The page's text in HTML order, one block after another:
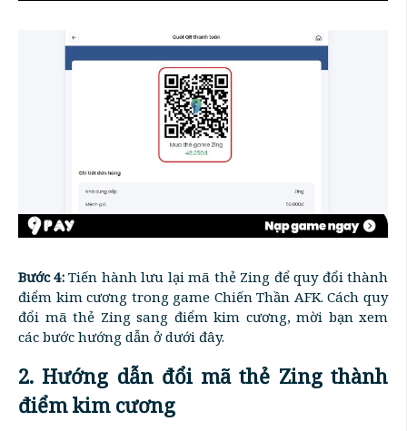
Bước 4: Tiến hành lưu lại mã thẻ Zing để quy đổi thành
điểm kim cương trong game Chiến Thần AFK. Cách quy
đổi mã thẻ Zing sang điểm kim cương, mời bạn xem
các bước hướng dẫn ở dưới đây.
2. Hướng dẫn đổi mã thẻ Zing thành
điểm kim cương